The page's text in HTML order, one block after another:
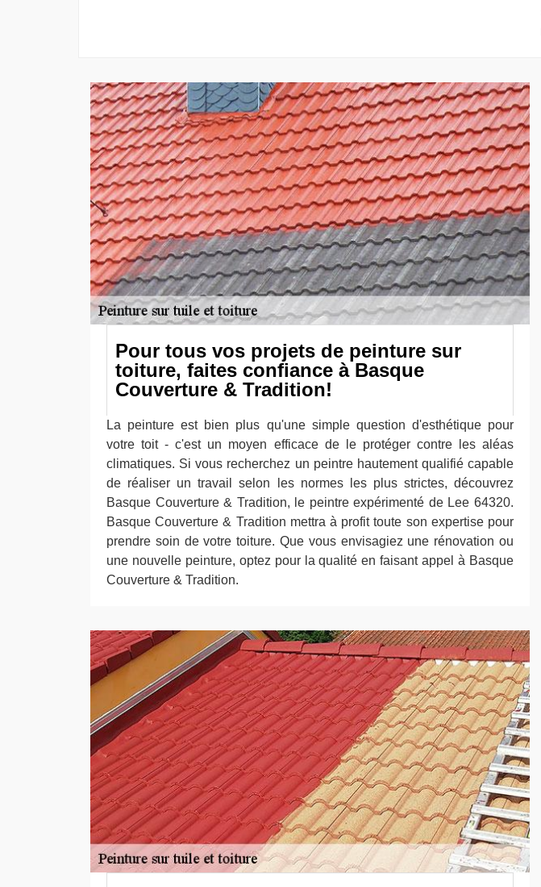
Pour tous vos projets de peinture sur
toiture, faites confiance à Basque
Couverture & Tradition!
La peinture est bien plus qu'une simple question d'esthétique pour
votre toit - c'est un moyen efficace de le protéger contre les aléas
climatiques. Si vous recherchez un peintre hautement qualifié capable
de réaliser un travail selon les normes les plus strictes, découvrez
Basque Couverture & Tradition, le peintre expérimenté de Lee 64320.
Basque Couverture & Tradition mettra à profit toute son expertise pour
prendre soin de votre toiture. Que vous envisagiez une rénovation ou
une nouvelle peinture, optez pour la qualité en faisant appel à Basque
Couverture & Tradition.